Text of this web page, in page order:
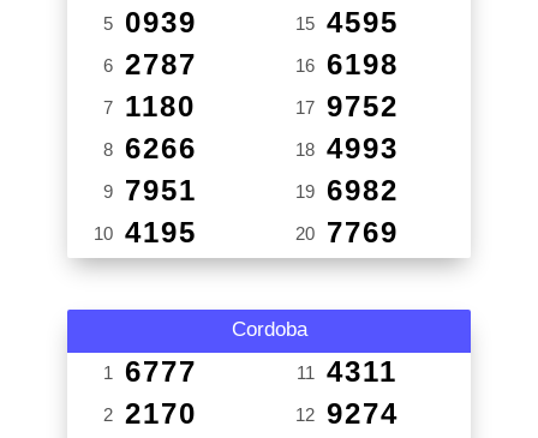
5 0939
6 2787
7 1180
8 6266
9 7951
10 4195
15 4595
16 6198
17 9752
18 4993
19 6982
20 7769
Cordoba
1 6777
2 2170
11 4311
12 9274